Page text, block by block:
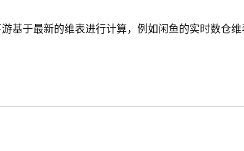
基于最新的维表进行计算，例如闲鱼的实时数仓